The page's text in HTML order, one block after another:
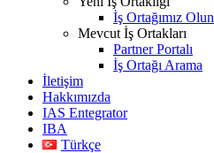
İş Ortağımız Olun
Mevcut İş Ortakları
Partner Portalı
İş Ortağı Arama
İletişim
Hakkımızda
IAS Entegrator
IBA
Türkçe